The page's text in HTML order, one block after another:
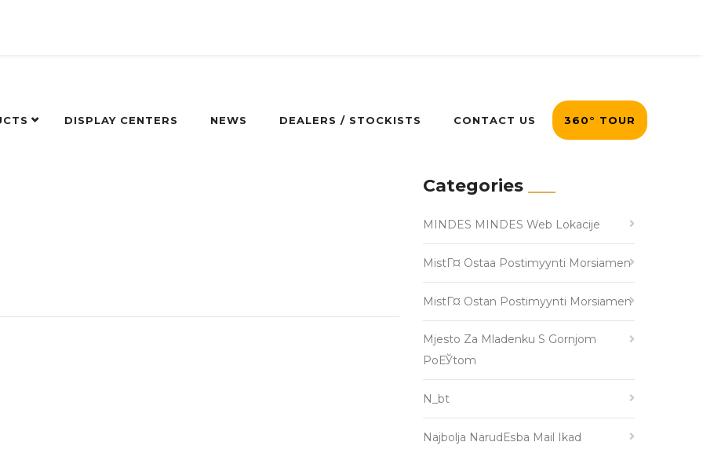
DISPLAY CENTERS NEWS DEALERS / STOCKISTS CONTACT US 360° TOUR
Categories
MINDES MINDES Web Lokacije
MistГ¤ Ostaa Postimyynti Morsiamen
MistГ¤ Ostan Postimyynti Morsiamen
Mjesto Za Mladenku S Gornjom
PoЕЎtom
N_bt
Najbolja NarudЕѕba Mail Ikad